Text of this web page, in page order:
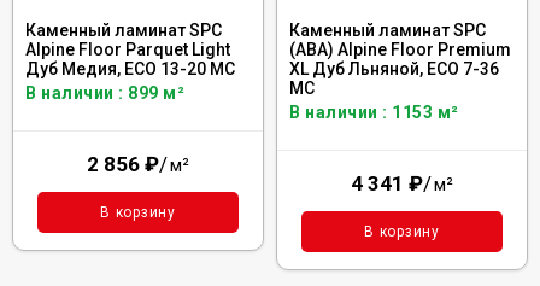
Каменный ламинат SPC
Alpine Floor Parquet Light
Дуб Медия, ЕСО 13-20 MC
В наличии : 899 м²
2 856 ₽/м²
В корзину
Каменный ламинат SPC
(ABA) Alpine Floor Premium
XL Дуб Льняной, ECO 7-36
MC
В наличии : 1153 м²
4 341 ₽/м²
В корзину